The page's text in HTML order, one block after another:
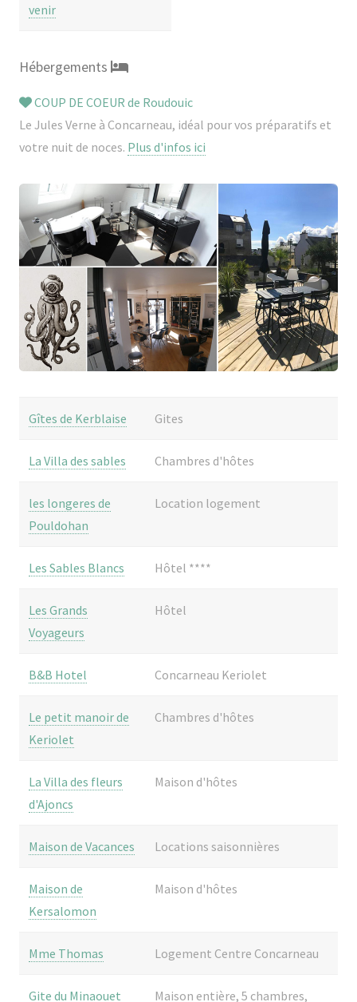
venir
Hébergements
COUP DE COEUR de Roudouic
Le Jules Verne à Concarneau, idéal pour vos préparatifs et
votre nuit de noces. Plus d'infos ici
Gîtes de Kerblaise Gites
La Villa des sables Chambres d'hôtes
les longeres de
Pouldohan
Location logement
Les Sables Blancs Hôtel ****
Les Grands
Voyageurs
Hôtel
B&B Hotel Concarneau Keriolet
Le petit manoir de
Keriolet
Chambres d'hôtes
La Villa des fleurs
d'Ajoncs
Maison d'hôtes
Maison de Vacances Locations saisonnières
Maison de
Kersalomon
Maison d'hôtes
Mme Thomas Logement Centre Concarneau
Gite du Minaouet Maison entière, 5 chambres,